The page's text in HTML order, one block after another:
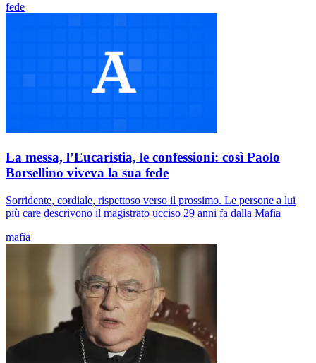
fede
La messa, l’Eucaristia, le confessioni: così Paolo
Borsellino viveva la sua fede
Sorridente, cordiale, rispettoso verso il prossimo. Le persone a lui
più care descrivono il magistrato ucciso 29 anni fa dalla Mafia
mafia